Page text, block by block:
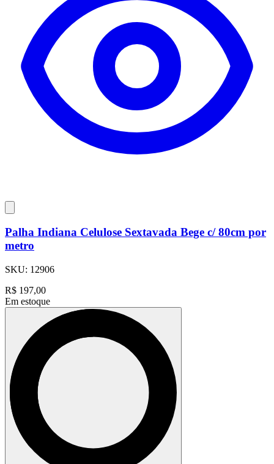
Palha Indiana Celulose Sextavada Bege c/ 80cm por
metro
SKU: 12906
R$ 197,00
Em estoque